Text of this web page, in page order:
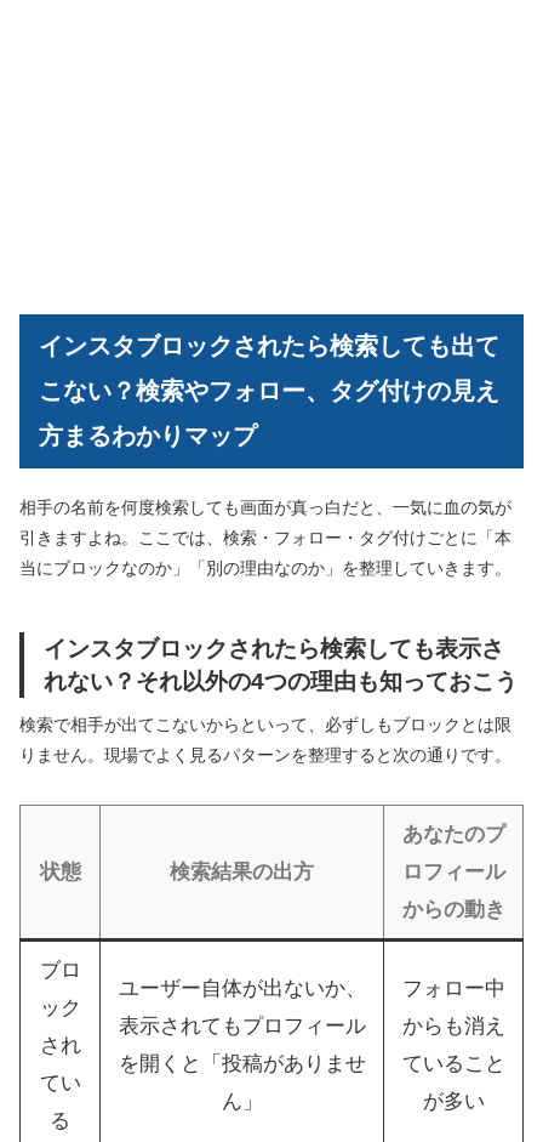
インスタブロックされたら検索しても出て
こない？検索やフォロー、タグ付けの見え
方まるわかりマップ
相手の名前を何度検索しても画面が真っ白だと、一気に血の気が
引きますよね。ここでは、検索・フォロー・タグ付けごとに「本
当にブロックなのか」「別の理由なのか」を整理していきます。
インスタブロックされたら検索しても表示さ
れない？それ以外の4つの理由も知っておこう
検索で相手が出てこないからといって、必ずしもブロックとは限
りません。現場でよく見るパターンを整理すると次の通りです。
状態 検索結果の出方
あなたのプ
ロフィール
からの動き
ブロ
ック
され
てい
る
ユーザー自体が出ないか、
表示されてもプロフィール
を開くと「投稿がありませ
ん」
フォロー中
からも消え
ていること
が多い